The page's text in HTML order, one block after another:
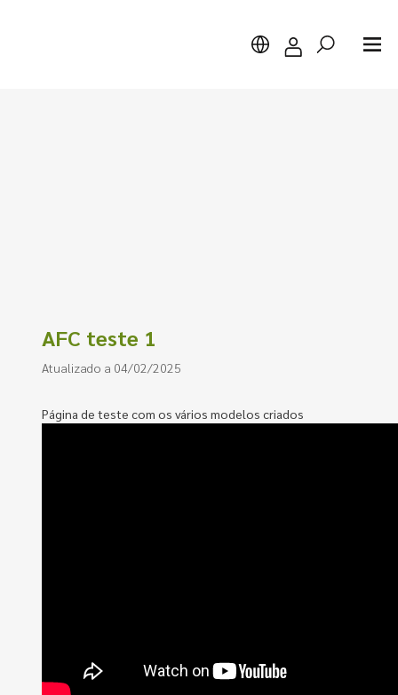
AFC teste 1
Atualizado a 04/02/2025
Página de teste com os vários modelos criados